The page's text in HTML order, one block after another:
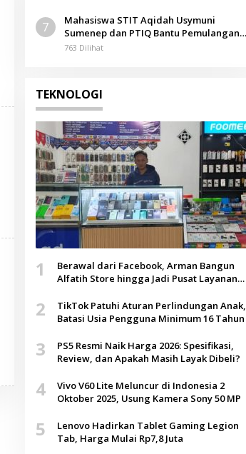
7
Mahasiswa STIT Aqidah Usymuni
Sumenep dan PTIQ Bantu Pemulangan
Jenazah WNI Asal Aceh di Malaysia
763 Dilihat
TEKNOLOGI
1
Berawal dari Facebook, Arman Bangun
Alfatih Store hingga Jadi Pusat Layanan
2
TikTok Patuhi Aturan Perlindungan Anak,
Batasi Usia Pengguna Minimum 16 Tahun
3
PS5 Resmi Naik Harga 2026: Spesifikasi,
Review, dan Apakah Masih Layak Dibeli?
4
Vivo V60 Lite Meluncur di Indonesia 2
Oktober 2025, Usung Kamera Sony 50 MP
5
Lenovo Hadirkan Tablet Gaming Legion
Tab, Harga Mulai Rp7,8 Juta